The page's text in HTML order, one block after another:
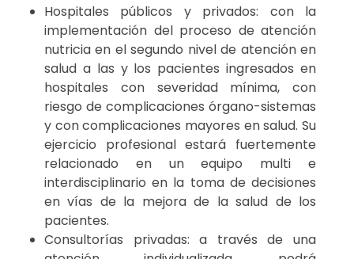
Hospitales públicos y privados: con la
implementación del proceso de atención
nutricia en el segundo nivel de atención en
salud a las y los pacientes ingresados en
hospitales con severidad mínima, con
riesgo de complicaciones órgano-sistemas
y con complicaciones mayores en salud. Su
ejercicio profesional estará fuertemente
relacionado en un equipo multi e
interdisciplinario en la toma de decisiones
en vías de la mejora de la salud de los
pacientes.
Consultorías privadas: a través de una